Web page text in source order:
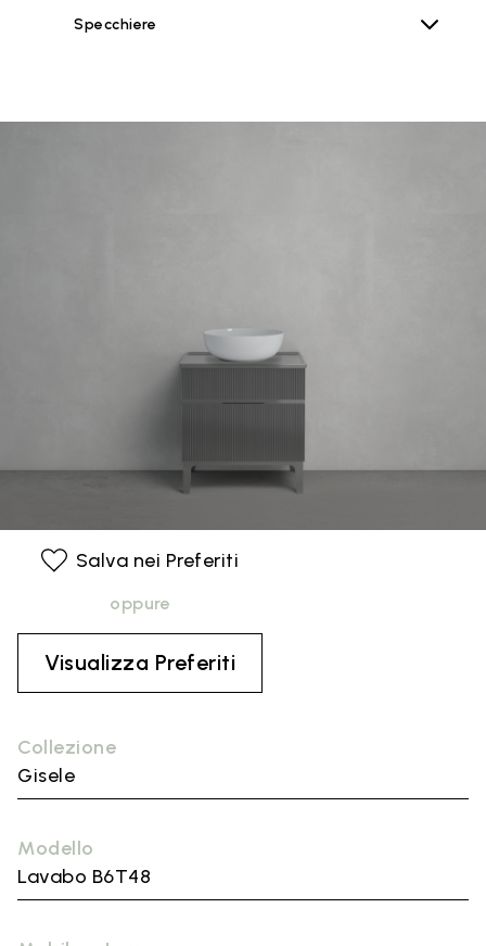
Specchiere
Collezione
Gisele
Modello
Lavabo B6T48
Salva nei Preferiti
oppure
Visualizza Preferiti